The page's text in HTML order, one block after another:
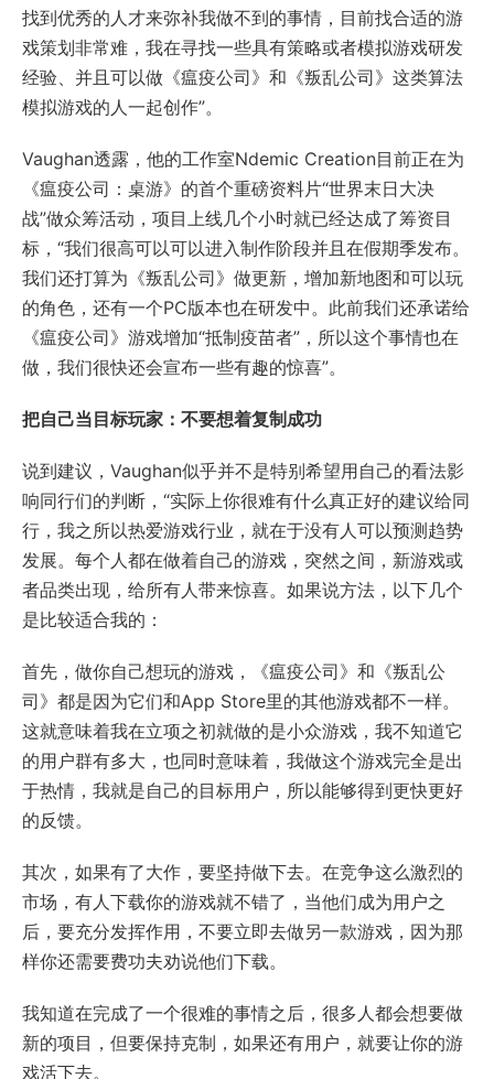
找到优秀的人才来弥补我做不到的事情，目前找合适的游
戏策划非常难，我在寻找一些具有策略或者模拟游戏研发
经验、并且可以做《瘟疫公司》和《叛乱公司》这类算法
模拟游戏的人一起创作”。
Vaughan透露，他的工作室Ndemic Creation目前正在为
《瘟疫公司：桌游》的首个重磅资料片“世界末日大决
战”做众筹活动，项目上线几个小时就已经达成了筹资目
标，“我们很高可以可以进入制作阶段并且在假期季发布。
我们还打算为《叛乱公司》做更新，增加新地图和可以玩
的角色，还有一个PC版本也在研发中。此前我们还承诺给
《瘟疫公司》游戏增加“抵制疫苗者”，所以这个事情也在
做，我们很快还会宣布一些有趣的惊喜”。
把自己当目标玩家：不要想着复制成功
说到建议，Vaughan似乎并不是特别希望用自己的看法影
响同行们的判断，“实际上你很难有什么真正好的建议给同
行，我之所以热爱游戏行业，就在于没有人可以预测趋势
发展。每个人都在做着自己的游戏，突然之间，新游戏或
者品类出现，给所有人带来惊喜。如果说方法，以下几个
是比较适合我的：
首先，做你自己想玩的游戏，《瘟疫公司》和《叛乱公
司》都是因为它们和App Store里的其他游戏都不一样。
这就意味着我在立项之初就做的是小众游戏，我不知道它
的用户群有多大，也同时意味着，我做这个游戏完全是出
于热情，我就是自己的目标用户，所以能够得到更快更好
的反馈。
其次，如果有了大作，要坚持做下去。在竞争这么激烈的
市场，有人下载你的游戏就不错了，当他们成为用户之
后，要充分发挥作用，不要立即去做另一款游戏，因为那
样你还需要费功夫劝说他们下载。
我知道在完成了一个很难的事情之后，很多人都会想要做
新的项目，但要保持克制，如果还有用户，就要让你的游
戏活下去。